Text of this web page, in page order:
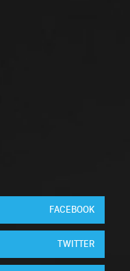
FACEBOOK
TWITTER